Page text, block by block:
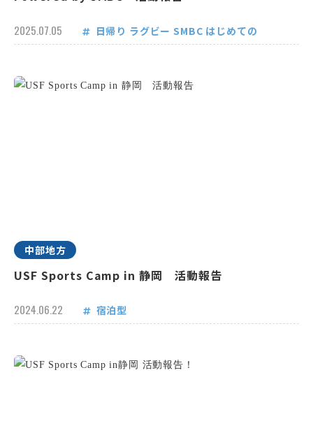
2025.07.05 日帰り ラグビー SMBC はじめての
中部地方
USF Sports Camp in 静岡 活動報告
2024.06.22 宿泊型